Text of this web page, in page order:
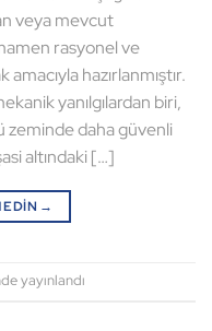
veya mevcut
rasyonel ve
hazırlanmıştır.
yanılgılardan biri,
zeminde daha güvenli
altındaki […]
EDIN →
yayınlandı